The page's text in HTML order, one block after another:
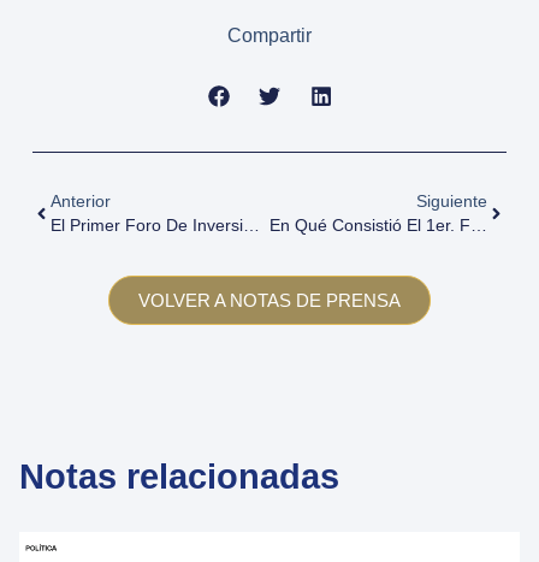
Compartir
Anterior
El Primer Foro De Inversiones Mendoza 2017 Pone Primera Con La Presencia De Importantes Ministros Nacionales
Siguiente
VOLVER A NOTAS DE PRENSA
Notas relacionadas